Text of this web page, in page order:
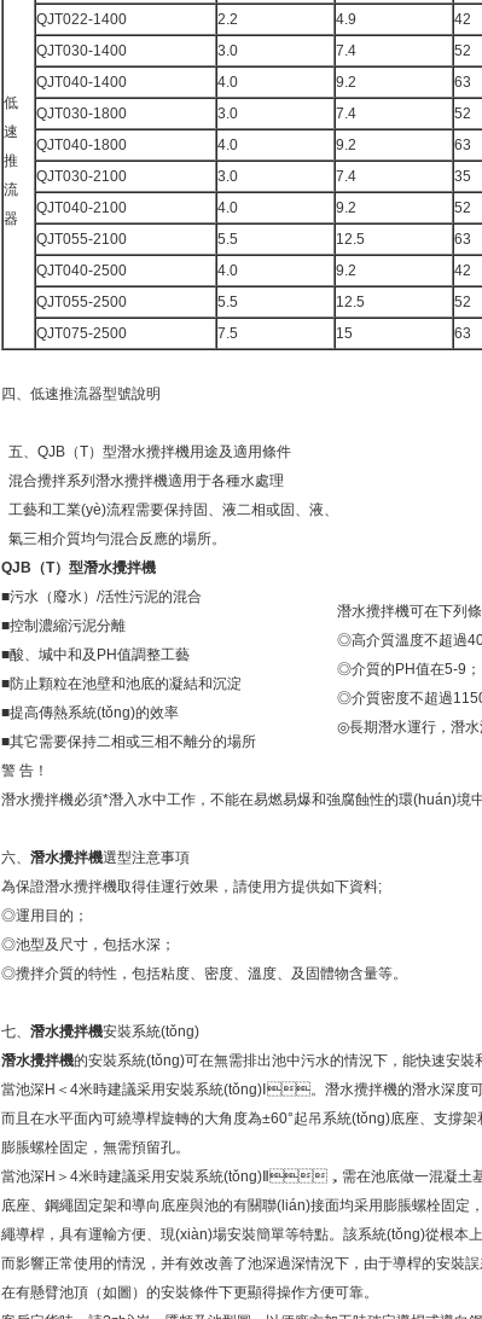
低
速
推
流
器
QJT022-1400
2.2 4.9 42
QJT030-1400
3.0 7.4 52
QJT040-1400
4.0 9.2 63
QJT030-1800
3.0 7.4 52
QJT040-1800
4.0 9.2 63
QJT030-2100
3.0 7.4 35
QJT040-2100
4.0 9.2 52
QJT055-2100
5.5 12.5 63
QJT040-2500
4.0 9.2 42
QJT055-2500
5.5 12.5 52
QJT075-2500
7.5 15 63
四、低速推流器型號說明
五、QJB（T）型潛水攪拌機用途及適用條件
混合攪拌系列潛水攪拌機適用于各種水處理
工藝和工業(yè)流程需要保持固、液二相或固、液、
氣三相介質均勻混合反應的場所。
QJB（T）型潛水攪拌機
■污水（廢水）/活性污泥的混合
■控制濃縮污泥分離
■酸、堿中和及PH值調整工藝
■防止顆粒在池壁和池底的凝結和沉淀
■提高傳熱系統(tǒng)的效率
■其它需要保持二相或三相不離分的場所
潛水攪拌機可在下列
◎高介質溫度不超過
◎介質的PH值在5-9；
◎介質密度不超過
◎長期潛水運行，潛
警 告！
潛水攪拌機必須*潛入水中工作，不能在易燃易爆和強腐蝕性的環(huán)境中工作
六、 潛水攪拌機選型注意事項
為保證潛水攪拌機取得佳運行效果，請使用方提供如下資料;
◎運用目的；
◎池型及尺寸，包括水深；
◎攪拌介質的特性，包括粘度、密度、溫度、及固體物含量等。
七、 潛水攪拌機安裝系統(tǒng)
潛水攪拌機的安裝系統(tǒng)可在無需排出池中污水的情況下，能快速安裝
當池深H＜4米時建議采用安裝系統(tǒng)Ⅰ。潛水攪拌機的潛水深度可
而且在水平面內可繞導桿旋轉的大角度為±60°起吊系統(tǒng)底座、支撐
膨脹螺栓固定，無需預留孔。
當池深H＞4米時建議采用安裝系統(tǒng)Ⅱ，需在池底做一混凝土
底座、鋼繩固定架和導向底座與池的有關聯(lián)接面均采用膨脹螺栓固定
繩導桿，具有運輸方便、現(xiàn)場安裝簡單等特點。該系統(tǒng)從根
而影響正常使用的情況，并有效改善了池深過深情況下，由于導桿的安裝誤差
在有懸臂池頂（如圖）的安裝條件下更顯得操作方便可靠。